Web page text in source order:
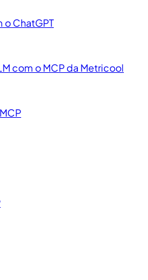
ChatGPT
com o MCP da Metricool